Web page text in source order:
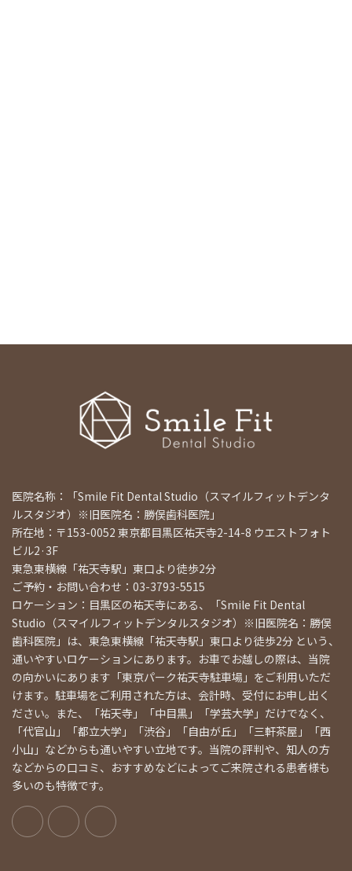
医院名称：「Smile Fit Dental Studio（スマイルフィットデンタ
ルスタジオ）※旧医院名：勝俣歯科医院」
所在地：〒153-0052 東京都目黒区祐天寺2-14-8 ウエストフォト
ビル2·3F
東急東横線「祐天寺駅」東口より徒歩2分
ご予約・お問い合わせ：03-3793-5515
ロケーション：目黒区の祐天寺にある、「Smile Fit Dental
Studio（スマイルフィットデンタルスタジオ）※旧医院名：勝俣
歯科医院」は、東急東横線「祐天寺駅」東口より徒歩2分 という、
通いやすいロケーションにあります。お車でお越しの際は、当院
の向かいにあります「東京パーク祐天寺駐車場」をご利用いただ
けます。駐車場をご利用された方は、会計時、受付にお申し出く
ださい。また、「祐天寺」「中目黒」「学芸大学」だけでなく、
「代官山」「都立大学」「渋谷」「自由が丘」「三軒茶屋」「西
小山」などからも通いやすい立地です。当院の評判や、知人の方
などからの口コミ、おすすめなどによってご来院される患者様も
多いのも特徴です。